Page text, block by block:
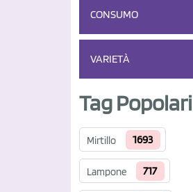
CONSUMO
VARIETÀ
Tag Popolari
Mirtillo 1693
Lampone 717